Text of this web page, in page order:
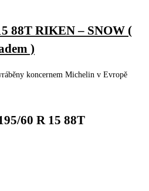
88T RIKEN – SNOW (
)
koncernem Michelin v Evropě
60 R 15 88T